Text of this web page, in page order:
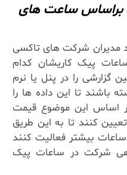
براساس ساعت های
مدیران شرکت های تاکسی
پیک کاریشان کدام
گزارشی را در پنل یا نرم
باشند تا این داده ها را
اساس این موضوع قیمت
کنند تا به این طریق
بیشتر فعالیت کنند
شرکت در ساعات پیک